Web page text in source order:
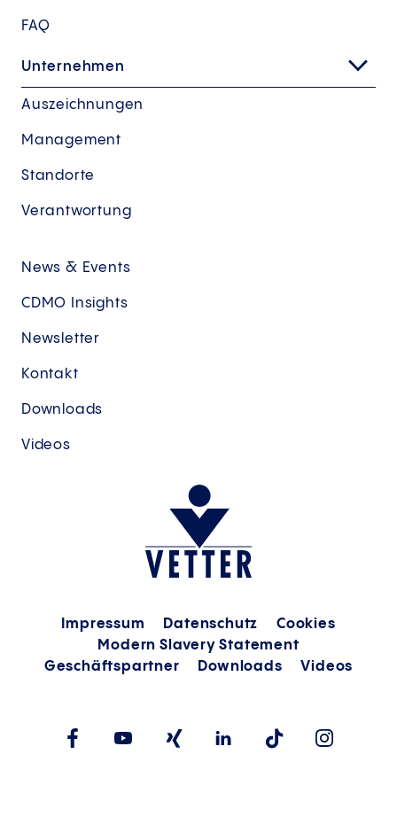
FAQ
Unternehmen
Auszeichnungen
Management
Standorte
Verantwortung
News & Events
CDMO Insights
Newsletter
Kontakt
Downloads
Videos
Impressum Datenschutz
Cookies
Modern Slavery Statement
Geschäftspartner
Downloads Videos